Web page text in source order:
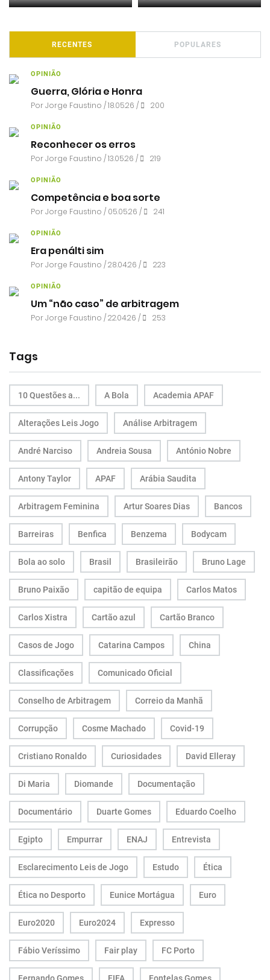
RECENTES POPULARES
OPINIÃO
Guerra, Glória e Honra
PorJorge Faustino / 18.05.26 / 200
OPINIÃO
Reconhecer os erros
PorJorge Faustino / 13.05.26 / 219
OPINIÃO
Competência e boa sorte
PorJorge Faustino / 05.05.26 / 241
OPINIÃO
Era penálti sim
PorJorge Faustino / 28.04.26 / 223
OPINIÃO
Um “não caso” de arbitragem
PorJorge Faustino / 22.04.26 / 253
Tags
10 Questões a... A Bola Academia APAF
Alterações Leis Jogo Análise Arbitragem
André Narciso Andreia Sousa António Nobre
Antony Taylor APAF Arábia Saudita
Arbitragem Feminina Artur Soares Dias Bancos
Barreiras Benfica Benzema Bodycam
Bola ao solo Brasil Brasileirão Bruno Lage
Bruno Paixão capitão de equipa Carlos Matos
Carlos Xistra Cartão azul Cartão Branco
Casos de Jogo Catarina Campos China
Classificações Comunicado Oficial
Conselho de Arbitragem Correio da Manhã
Corrupção Cosme Machado Covid-19
Cristiano Ronaldo Curiosidades David Elleray
Di Maria Diomande Documentação
Documentário Duarte Gomes Eduardo Coelho
Egipto Empurrar ENAJ Entrevista
Esclarecimento Leis de Jogo Estudo Ética
Ética no Desporto Eunice Mortágua Euro
Euro2020 Euro2024 Expresso
Fábio Veríssimo Fair play FC Porto